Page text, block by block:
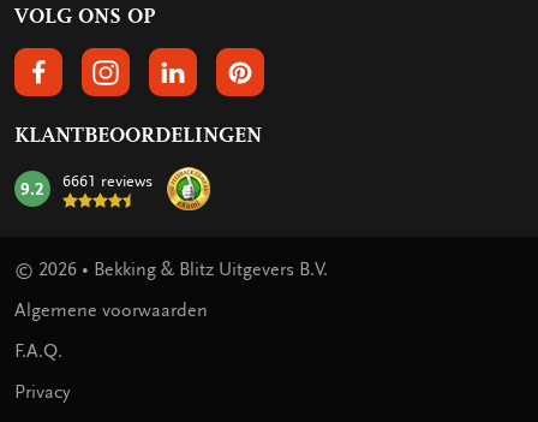
VOLG ONS OP
VOLGS ONS OP FACEBOOK
VOLG ONS OP INSTAGRAM
VOLG ONS OP LINKEDIN
VOLG ONS OP PINTEREST
KLANTBEOORDELINGEN
mark:
9.2 6661 reviews
© 2026 • Bekking & Blitz Uitgevers B.V.
Algemene voorwaarden
F.A.Q.
Privacy